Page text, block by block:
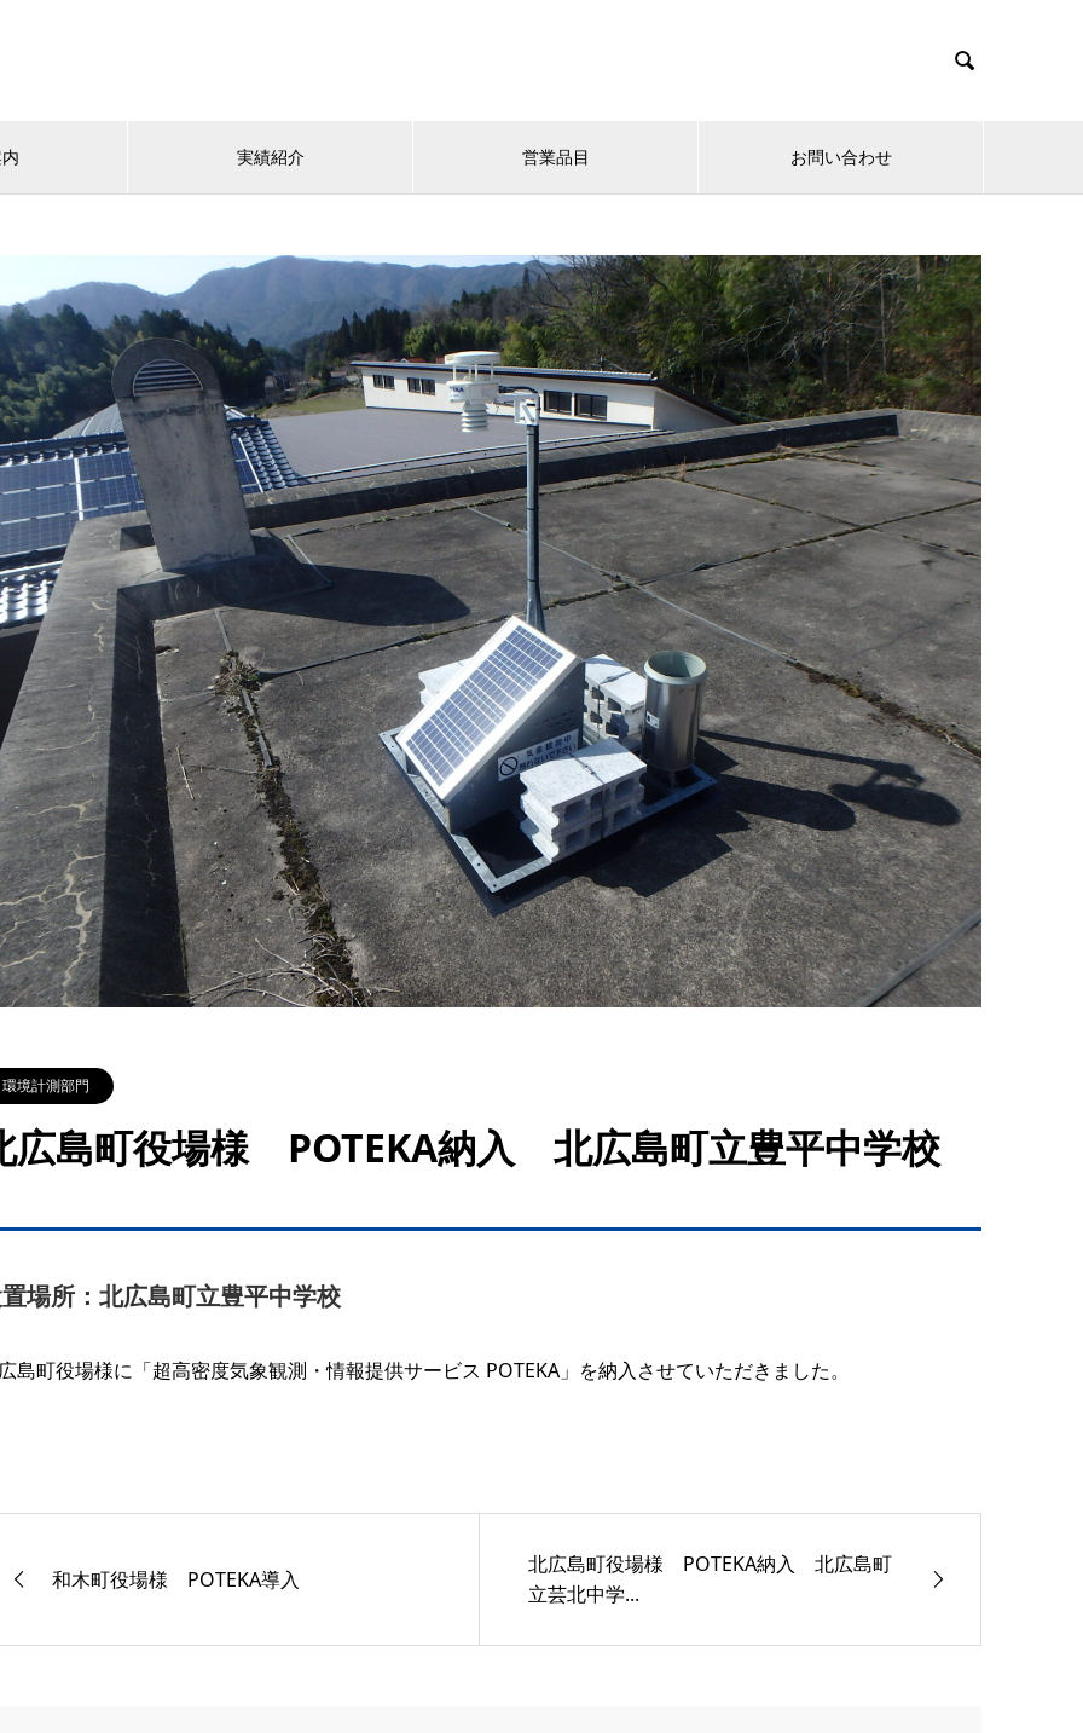

実績紹介 営業品目 お問い合わせ
環境計測部門
広島町役場様 POTEKA納入 北広島町立豊平中学校
場所：北広島町立豊平中学校
島町役場様に「超高密度気象観測・情報提供サービス POTEKA」を納入させていただきました。
和木町役場様 POTEKA導入
北広島町役場様 POTEKA納入 北広島町
立芸北中学...